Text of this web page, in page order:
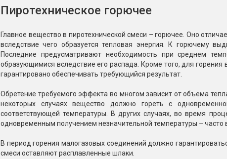
Пневмохлопушки
Петарды
Терочные
Фитильные
Лимонки, гранаты
Летающие и наземные
Жуки
Пружинные
Бенгальские
Бенгальские
Фонтаны
Фонтаны в
Пиротехническое горючее
Главное вещество в пиротехнической смеси – горючее. Оно
вследствие чего образуется тепловая энергия. К горючему
Последние предусматривают необходимость при среднем
образующимися вследствие его распада. Кроме того, для
гарантировано обеспечивать требующийся результат.
Обретение требуемого эффекта во многом зависит от объема
некоторых случаях вещество должно гореть с
соответствующей температуры. В других случаях, во время
одновременным получением незначительной температуры – часто
В период горения малогазовых соединений должно
смеси оставляют расплавленные шлаки.